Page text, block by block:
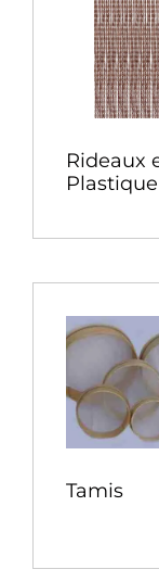
Rideaux
Plastique
Tamis